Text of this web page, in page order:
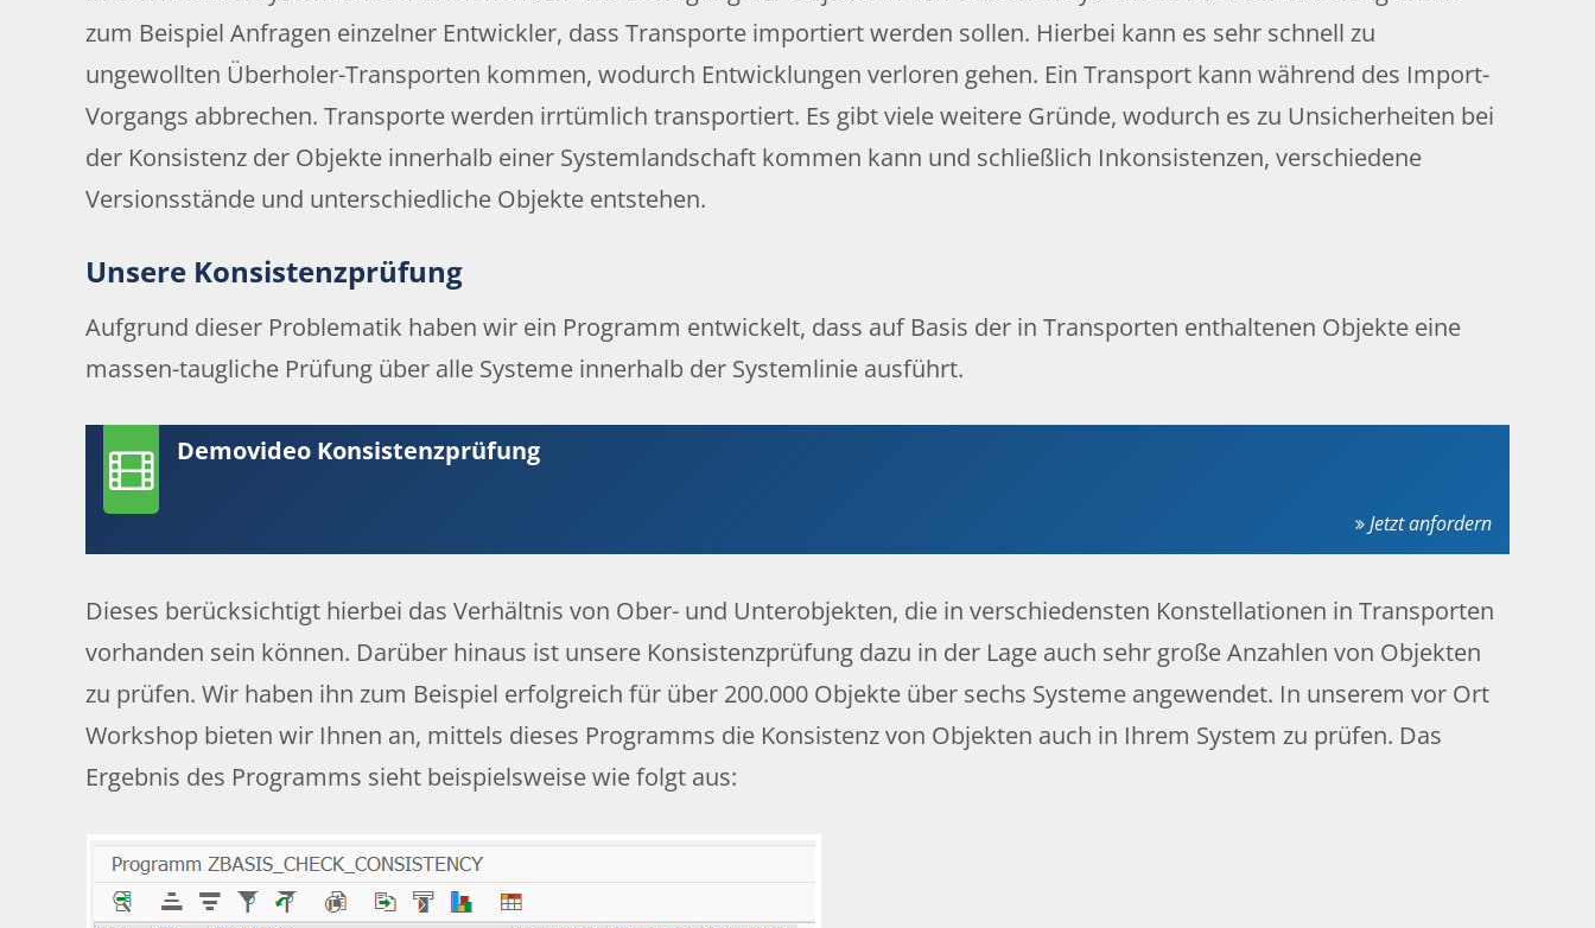
zum Beispiel Anfragen einzelner Entwickler, dass Transporte importiert werden sollen. Hierbei kann es sehr schnell zu
ungewollten Überholer-Transporten kommen, wodurch Entwicklungen verloren gehen. Ein Transport kann während des Import-
Vorgangs abbrechen. Transporte werden irrtümlich transportiert. Es gibt viele weitere Gründe, wodurch es zu Unsicherheiten bei
der Konsistenz der Objekte innerhalb einer Systemlandschaft kommen kann und schließlich Inkonsistenzen, verschiedene
Versionsstände und unterschiedliche Objekte entstehen.
Unsere Konsistenzprüfung
Aufgrund dieser Problematik haben wir ein Programm entwickelt, dass auf Basis der in Transporten enthaltenen Objekte eine
massen-taugliche Prüfung über alle Systeme innerhalb der Systemlinie ausführt.
Demovideo Konsistenzprüfung
Jetzt anfordern
Dieses berücksichtigt hierbei das Verhältnis von Ober- und Unterobjekten, die in verschiedensten Konstellationen in Transporten
vorhanden sein können. Darüber hinaus ist unsere Konsistenzprüfung dazu in der Lage auch sehr große Anzahlen von Objekten
zu prüfen. Wir haben ihn zum Beispiel erfolgreich für über 200.000 Objekte über sechs Systeme angewendet. In unserem vor Ort
Workshop bieten wir Ihnen an, mittels dieses Programms die Konsistenz von Objekten auch in Ihrem System zu prüfen. Das
Ergebnis des Programms sieht beispielsweise wie folgt aus: